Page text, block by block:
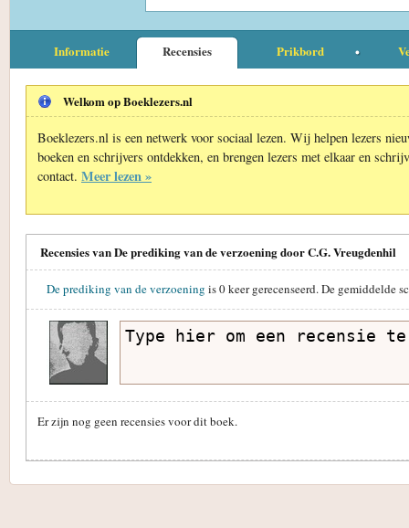
Informatie Recensies Prikbord
Welkom op Boeklezers.nl
Boeklezers.nl is een netwerk voor sociaal lezen. Wij helpen lezers
boeken en schrijvers ontdekken, en brengen lezers met elkaar en
contact. Meer lezen »
Recensies van De prediking van de verzoening door C.G. Vreugdenhil
De prediking van de verzoening is0keer gerecenseerd. De gemiddelde
Er zijn nog geen recensies voor dit boek.